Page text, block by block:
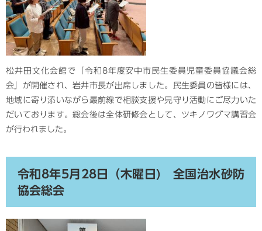
松井田文化会館で「令和8年度安中市民生委員児童委員協議会総
会」が開催され、岩井市長が出席しました。民生委員の皆様には、
地域に寄り添いながら最前線で相談支援や見守り活動にご尽力いた
だいております。総会後は全体研修会として、ツキノワグマ講習会
が行われました。
令和8年5月28日（木曜日) 全国治水砂防
協会総会